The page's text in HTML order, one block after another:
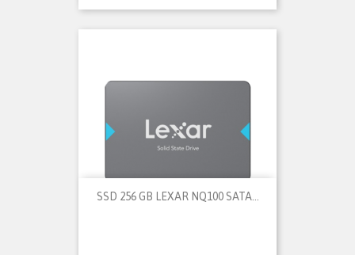
SSD 256 GB LEXAR NQ100 SATA...